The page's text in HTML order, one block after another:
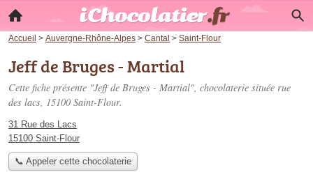
Accueil > Auvergne-Rhône-Alpes > Cantal > Saint-Flour
Jeff de Bruges - Martial
Cette fiche présente "Jeff de Bruges - Martial", chocolaterie située rue
des lacs, 15100 Saint-Flour.
31 Rue des Lacs
15100 Saint-Flour
📞 Appeler cette chocolaterie